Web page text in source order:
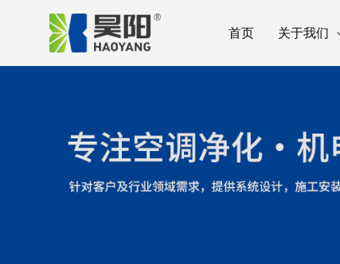
首页 关于我们
navigation